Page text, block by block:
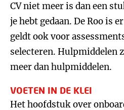
CV niet meer is dan een
je hebt gedaan. De Roo is
geldt ook voor
selecteren.
meer dan hulpmiddelen.
VOETEN IN DE KLEI
Het hoofdstuk over